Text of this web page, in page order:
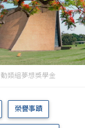
類組夢想獎學金
榮譽事蹟